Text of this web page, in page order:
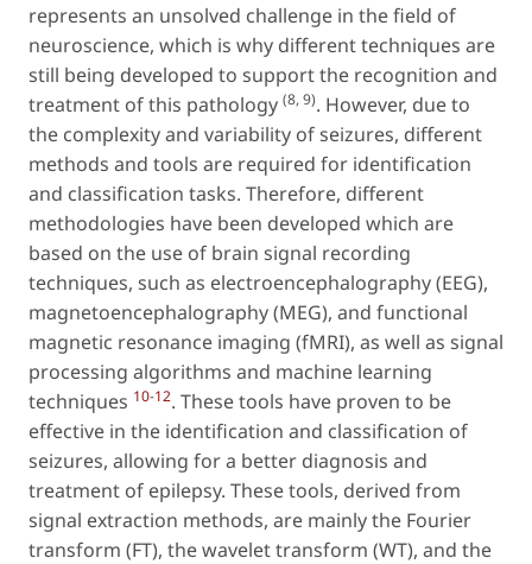
represents an unsolved challenge in the field of
neuroscience, which is why different techniques are
still being developed to support the recognition and
treatment of this pathology (8, 9). However, due to
the complexity and variability of seizures, different
methods and tools are required for identification
and classification tasks. Therefore, different
methodologies have been developed which are
based on the use of brain signal recording
techniques, such as electroencephalography (EEG),
magnetoencephalography (MEG), and functional
magnetic resonance imaging (fMRI), as well as signal
processing algorithms and machine learning
techniques 10-12. These tools have proven to be
effective in the identification and classification of
seizures, allowing for a better diagnosis and
treatment of epilepsy. These tools, derived from
signal extraction methods, are mainly the Fourier
transform (FT), the wavelet transform (WT), and the